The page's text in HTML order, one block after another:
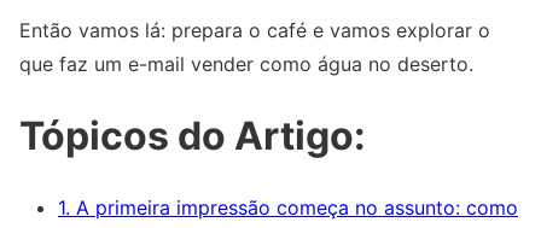
Então vamos lá: prepara o café e vamos explorar o
que faz um e-mail vender como água no deserto.
Tópicos do Artigo:
1. A primeira impressão começa no assunto: como